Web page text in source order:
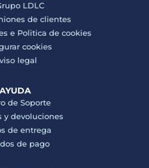
LDLC
de clientes
e Politica de cookies
cookies
legal
AYUDA
de Soporte
y devoluciones
de entrega
de pago